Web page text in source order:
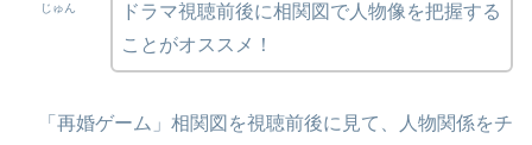
じゅん
ドラマ視聴前後に相関図で人物像を把握する
ことがオススメ！
「再婚ゲーム」相関図を視聴前後に見て、人物関係をチ